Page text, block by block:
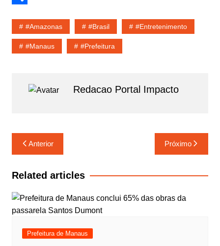
#amazonas #Brasil #entretenimento
#Manaus #Prefeitura
Redacao Portal Impacto
Navegação
de
Post
Anterior Próximo
Related articles
Prefeitura de Manaus